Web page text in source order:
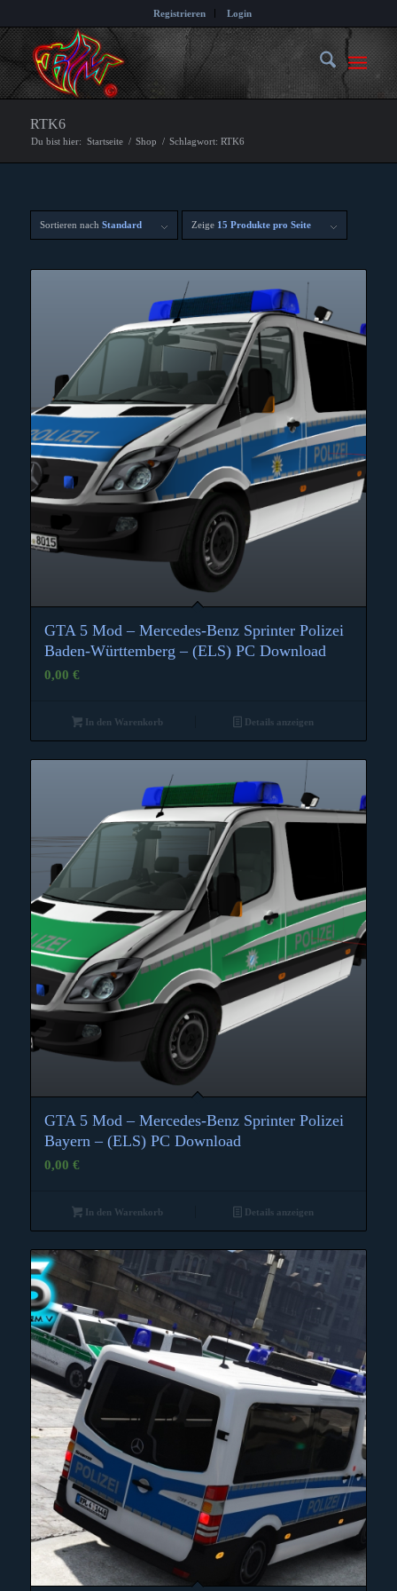
Registrieren Login
RTK6
Du bist hier: Startseite / Shop / Schlagwort: RTK6
Sortieren nach Standard Zeige 15 Produkte pro Seite
GTA 5 Mod – Mercedes-Benz Sprinter Polizei
Baden-Württemberg – (ELS) PC Download
0,00 €
In den Warenkorb Details anzeigen
GTA 5 Mod – Mercedes-Benz Sprinter Polizei
Bayern – (ELS) PC Download
0,00 €
In den Warenkorb Details anzeigen